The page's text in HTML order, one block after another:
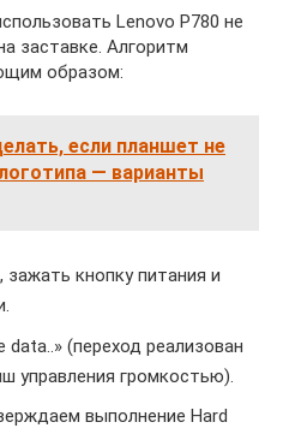
Lenovo P780 не
заставке. Алгоритм
образом:
если планшет не
— варианты
кнопку питания и
(переход реализован
управления громкостью).
выполнение Hard